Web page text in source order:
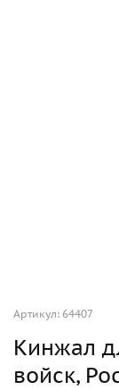
Артикул: 64407
Кинжал
войск,